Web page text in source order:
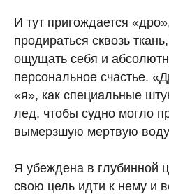
И тут пригождается
продираться сквозь
ощущать себя и
персональное счастье.
«я», как специальные
лед, чтобы судно могло
вымерзшую мертвую
Я убеждена в глубинной
свою цель идти к нему и